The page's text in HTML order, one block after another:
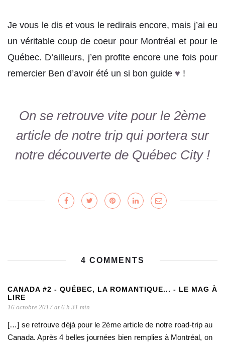
Je vous le dis et vous le redirais encore, mais j’ai eu
un véritable coup de coeur pour Montréal et pour le
Québec. D’ailleurs, j’en profite encore une fois pour
remercier Ben d’avoir été un si bon guide ♥ !
On se retrouve vite pour le 2ème
article de notre trip qui portera sur
notre découverte de Québec City !
4 COMMENTS
CANADA #2 - QUÉBEC, LA ROMANTIQUE... - LE MAG À
LIRE
16 octobre 2017 at 6 h 31 min
[…] se retrouve déjà pour le 2ème article de notre road-trip au
Canada. Après 4 belles journées bien remplies à Montréal, on